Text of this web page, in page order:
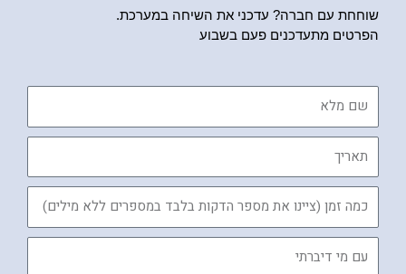
שוחחת עם חברה? עדכני את השיחה במערכת.
הפרטים מתעדכנים פעם בשבוע